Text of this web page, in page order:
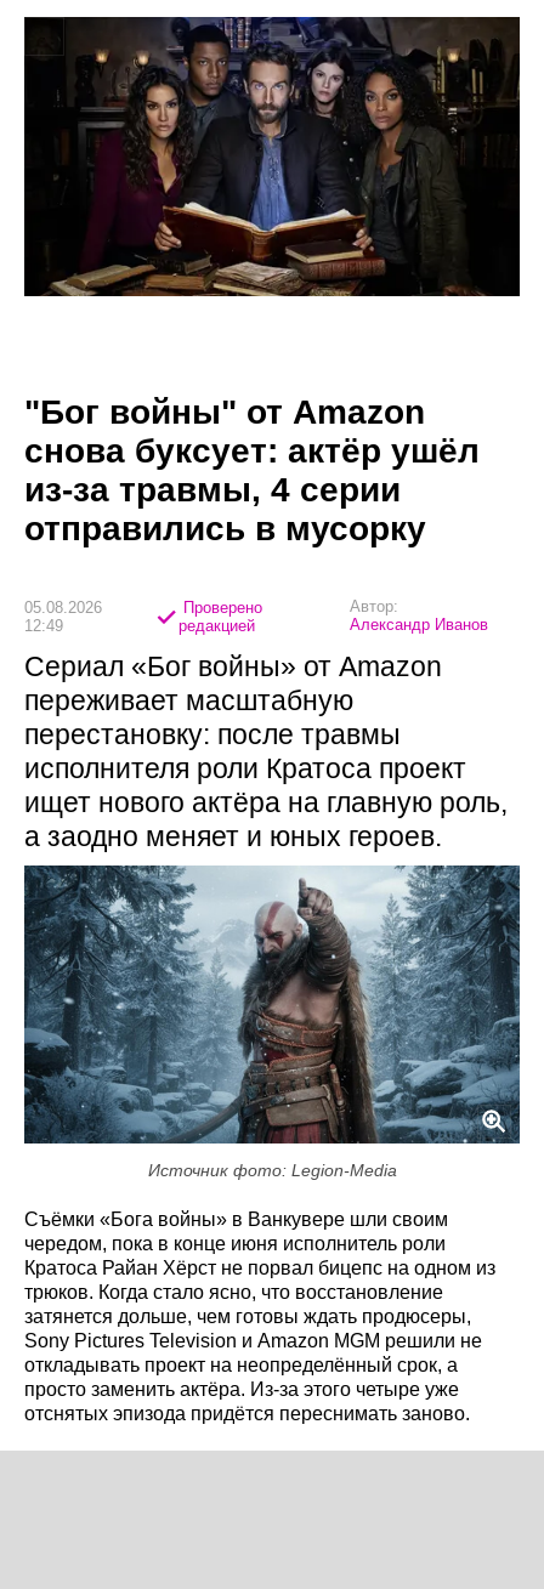
"Бог войны" от Amazon
снова буксует: актёр ушёл
из-за травмы, 4 серии
отправились в мусорку
05.08.2026
12:49
Проверено
редакцией
Автор:
Александр Иванов
Сериал «Бог войны» от Amazon
переживает масштабную
перестановку: после травмы
исполнителя роли Кратоса проект
ищет нового актёра на главную роль,
а заодно меняет и юных героев.
Источник фото: Legion-Media
Съёмки «Бога войны» в Ванкувере шли своим
чередом, пока в конце июня исполнитель роли
Кратоса Райан Хёрст не порвал бицепс на одном из
трюков. Когда стало ясно, что восстановление
затянется дольше, чем готовы ждать продюсеры,
Sony Pictures Television и Amazon MGM решили не
откладывать проект на неопределённый срок, а
просто заменить актёра. Из-за этого четыре уже
отснятых эпизода придётся переснимать заново.